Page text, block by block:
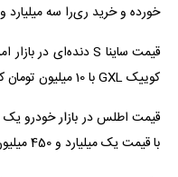
خورده و خرید ری‌را سه میلیارد و 800 میلیون تومان آب می‌خورد.
کوییک GXL با 10 میلیون تومان کمتر در بازار عرضه شده است.
با قیمت یک میلیارد و 450 میلیون تومان به دست خریداران می‌رسد.